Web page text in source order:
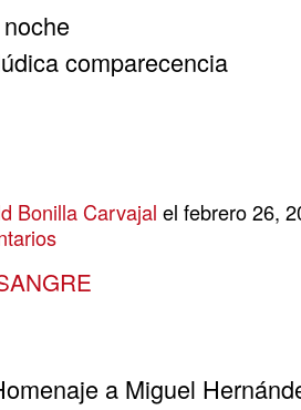
comparecencia
Bonilla Carvajal el febrero 26,
Miguel